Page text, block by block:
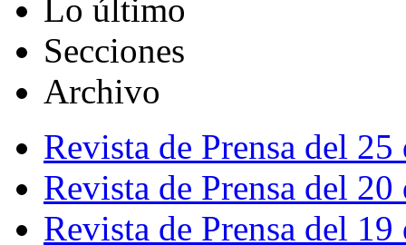
Lo último
Secciones
Archivo
Revista de Prensa del
Revista de Prensa del
Revista de Prensa del